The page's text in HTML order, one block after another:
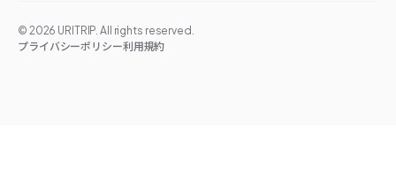
© 2026 URITRIP. All rights reserved.
プライバシーポリシー利用規約